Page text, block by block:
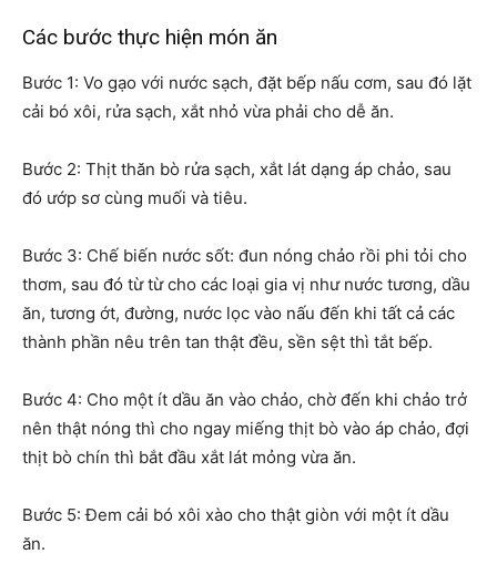
Các bước thực hiện món ăn
Bước 1: Vo gạo với nước sạch, đặt bếp nấu cơm, sau đó lặt
cải bó xôi, rửa sạch, xắt nhỏ vừa phải cho dễ ăn.
Bước 2: Thịt thăn bò rửa sạch, xắt lát dạng áp chảo, sau
đó ướp sơ cùng muối và tiêu.
Bước 3: Chế biến nước sốt: đun nóng chảo rồi phi tỏi cho
thơm, sau đó từ từ cho các loại gia vị như nước tương, dầu
ăn, tương ớt, đường, nước lọc vào nấu đến khi tất cả các
thành phần nêu trên tan thật đều, sền sệt thì tắt bếp.
Bước 4: Cho một ít dầu ăn vào chảo, chờ đến khi chảo trở
nên thật nóng thì cho ngay miếng thịt bò vào áp chảo, đợi
thịt bò chín thì bắt đầu xắt lát mỏng vừa ăn.
Bước 5: Đem cải bó xôi xào cho thật giòn với một ít dầu
ăn.